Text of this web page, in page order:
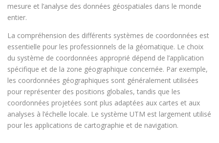
mesure et l’analyse des données géospatiales dans le monde
entier.
La compréhension des différents systèmes de coordonnées est
essentielle pour les professionnels de la géomatique. Le choix
du système de coordonnées approprié dépend de l’application
spécifique et de la zone géographique concernée. Par exemple,
les coordonnées géographiques sont généralement utilisées
pour représenter des positions globales, tandis que les
coordonnées projetées sont plus adaptées aux cartes et aux
analyses à l’échelle locale. Le système UTM est largement utilisé
pour les applications de cartographie et de navigation.